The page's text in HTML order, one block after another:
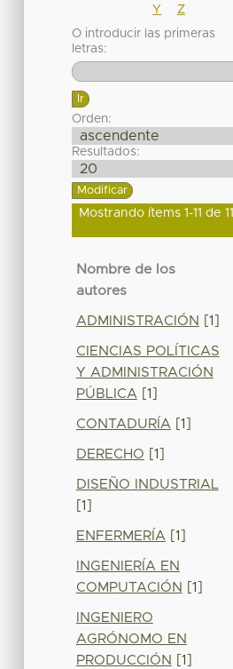
Y
Z
O introducir las primeras
letras:
Orden:
Resultados:
Mostrando ítems 1-11 de 11
Nombre de los
autores
ADMINISTRACIÓN [1]
CIENCIAS POLÍTICAS
Y ADMINISTRACIÓN
PÚBLICA [1]
CONTADURÍA [1]
DERECHO [1]
DISEÑO INDUSTRIAL
[1]
ENFERMERÍA [1]
INGENIERÍA EN
COMPUTACIÓN
[1]
INGENIERO
AGRÓNOMO EN
PRODUCCIÓN
[1]